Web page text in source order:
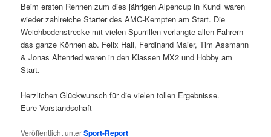
Beim ersten Rennen zum dies jährigen Alpencup in Kundl waren
wieder zahlreiche Starter des AMC-Kempten am Start. Die
Weichbodenstrecke mit vielen Spurrillen verlangte allen Fahrern
das ganze Können ab. Felix Hail, Ferdinand Maier, Tim Assmann
& Jonas Altenried waren in den Klassen MX2 und Hobby am
Start.
Herzlichen Glückwunsch für die vielen tollen Ergebnisse.
Eure Vorstandschaft
Veröffentlicht unterSport-Report